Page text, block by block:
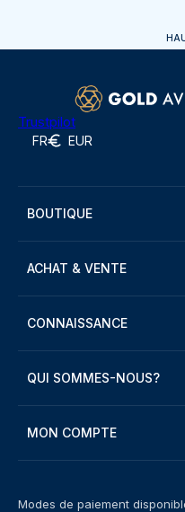
Trustpilot
FR EUR
BOUTIQUE
ACHAT & VENTE
CONNAISSANCE
QUI SOMMES-NOUS?
MON COMPTE
Modes de paiement